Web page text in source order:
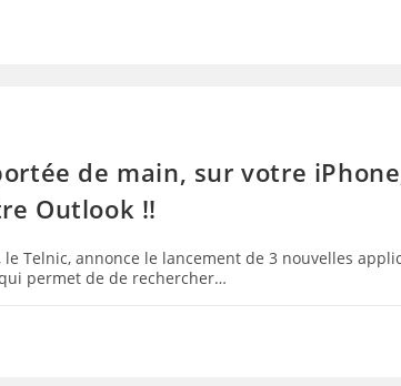
de main, sur votre
Outlook !!
Telnic, annonce le lancement de 3 nouvelles
permet de de rechercher…